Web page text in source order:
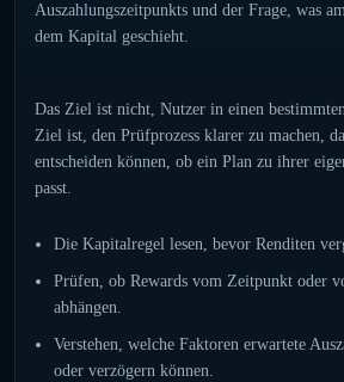
Auszahlungszeitpunkts und der Frage, was
dem Kapital geschieht.
Das Ziel ist nicht, Nutzer in einen
Ziel ist, den Prüfprozess klarer zu machen,
entscheiden können, ob ein Plan zu ihrer
passt.
Die Kapitalregel lesen, bevor Renditen
Prüfen, ob Rewards vom Zeitpunkt oder
abhängen.
Verstehen, welche Faktoren erwartete
oder verzögern können.